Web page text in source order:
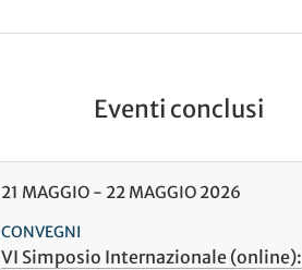
Eventi conclusi
21 MAGGIO- 22MAGGIO 2026
CONVEGNI
VI Simposio Internazionale (online):